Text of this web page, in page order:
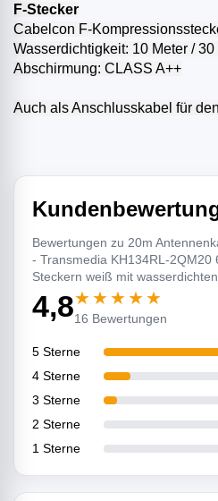
F-Stecker
Cabelcon F-
Wasserdichtigkeit: 10 Meter / 30
Abschirmung: CLASS A++
Auch als Anschlusskabel für
Bewertungen zu 20m
- Transmedia KH134RL-2QM20
Steckern weiß mit
4,8★★★★★
16 Bewertungen
5 Sterne
4 Sterne
3 Sterne
2 Sterne
1 Sterne